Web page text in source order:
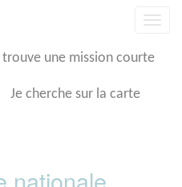
trouve une mission courte
Je cherche sur la carte
nationale